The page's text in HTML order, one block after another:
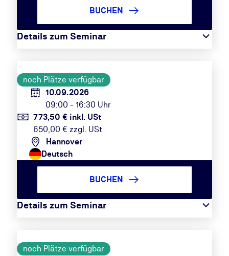
Details zum Seminar
BUCHEN
noch Plätze verfügbar
10.09.2026
09:00 - 16:30 Uhr
773,50 € inkl. USt
650,00 € zzgl. USt
Hannover
Deutsch
Details zum Seminar
BUCHEN
noch Plätze verfügbar